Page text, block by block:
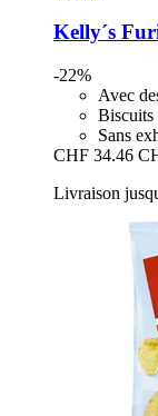
Kelly´s
-22%
Avec
Biscuits
Sans
CHF 34.46
Livraison